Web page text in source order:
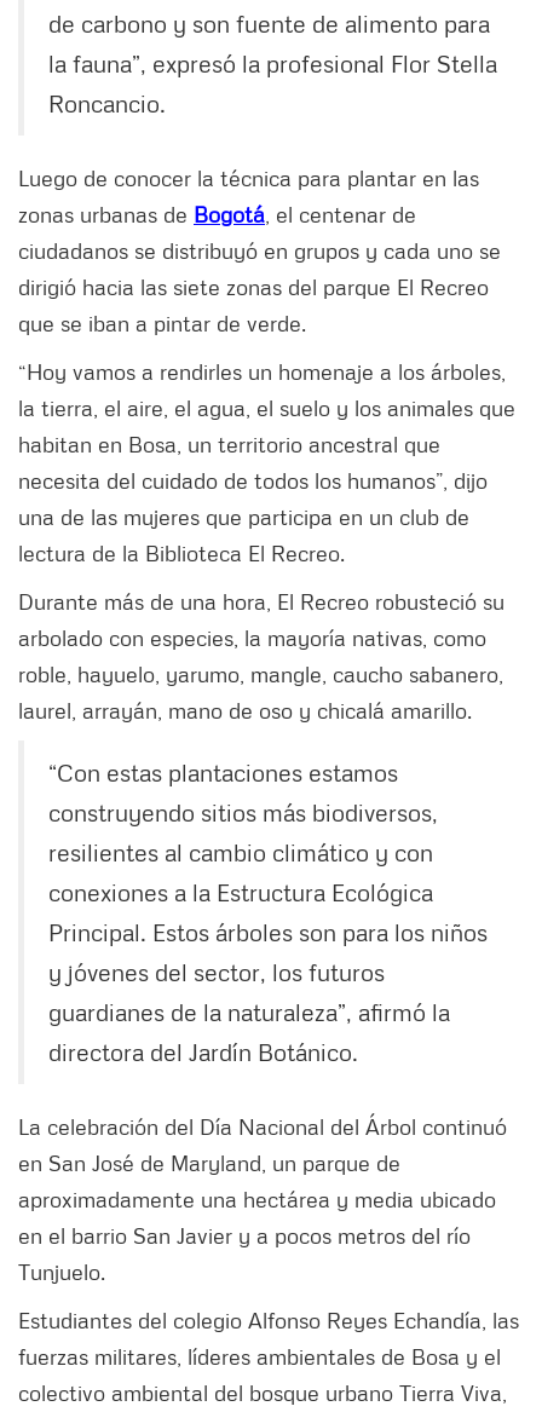
de carbono y son fuente de alimento para
la fauna”, expresó la profesional Flor Stella
Roncancio.
Luego de conocer la técnica para plantar en las
zonas urbanas de Bogotá , el centenar de
ciudadanos se distribuyó en grupos y cada uno se
dirigió hacia las siete zonas del parque El Recreo
que se iban a pintar de verde.
“Hoy vamos a rendirles un homenaje a los árboles,
la tierra, el aire, el agua, el suelo y los animales que
habitan en Bosa, un territorio ancestral que
necesita del cuidado de todos los humanos”, dijo
una de las mujeres que participa en un club de
lectura de la Biblioteca El Recreo.
Durante más de una hora, El Recreo robusteció su
arbolado con especies, la mayoría nativas, como
roble, hayuelo, yarumo, mangle, caucho sabanero,
laurel, arrayán, mano de oso y chicalá amarillo.
“Con estas plantaciones estamos
construyendo sitios más biodiversos,
resilientes al cambio climático y con
conexiones a la Estructura Ecológica
Principal. Estos árboles son para los niños
y jóvenes del sector, los futuros
guardianes de la naturaleza”, afirmó la
directora del Jardín Botánico.
La celebración del Día Nacional del Árbol continuó
en San José de Maryland, un parque de
aproximadamente una hectárea y media ubicado
en el barrio San Javier y a pocos metros del río
Tunjuelo.
Estudiantes del colegio Alfonso Reyes Echandía, las
fuerzas militares, líderes ambientales de Bosa y el
colectivo ambiental del bosque urbano Tierra Viva,